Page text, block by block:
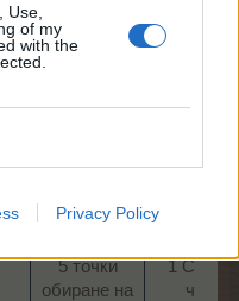
Use,
of my
with the
Privacy Policy
4 точки
подрязване
обиране на
1
5 точки
5 точки
5 точки
обиране на
210
1
чудо